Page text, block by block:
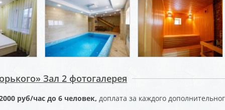
Зал 2 фотогалерея
руб/час до 6 человек, доплата за каждого